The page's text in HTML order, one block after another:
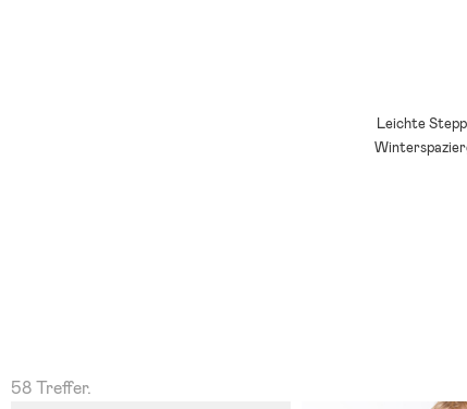
Leichte
58 Treffer.